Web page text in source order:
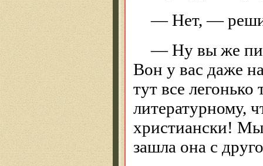
— Нет, —
— Ну вы же
Вон у вас даже
тут все
литературному,
христиански!
зашла она с